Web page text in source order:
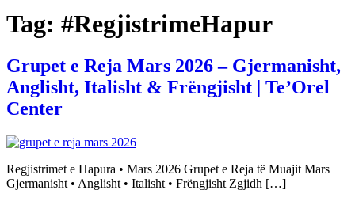
Tag: #RegjistrimeHapur
Grupet e Reja Mars 2026 – Gjermanisht,
Anglisht, Italisht & Frëngjisht | Te’Orel
Center
Regjistrimet e Hapura • Mars 2026 Grupet e Reja të Muajit Mars
Gjermanisht • Anglisht • Italisht • Frëngjisht Zgjidh […]